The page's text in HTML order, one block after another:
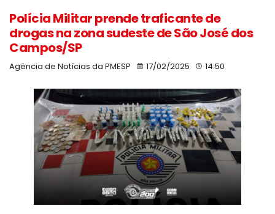
Polícia Militar prende traficante de
drogas na zona sudeste de São José dos
Campos/SP
Agência de Notícias da PMESP 17/02/2025 14:50